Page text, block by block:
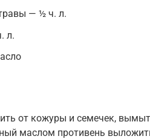
— ½ ч. л.
л.
от кожуры и семечек,
маслом противень